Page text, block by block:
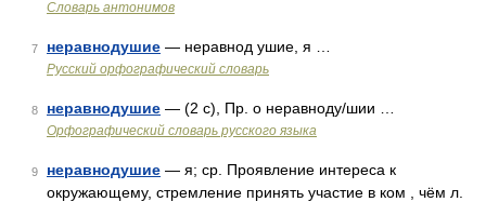
Словарь антонимов
7 неравнодушие — неравнод ушие, я …
Русский орфографический словарь
8 неравнодушие — (2 с), Пр. о неравноду/шии …
Орфографический словарь русского языка
9 неравнодушие — я; ср. Проявление интереса к
окружающему, стремление принять участие в ком , чём л.